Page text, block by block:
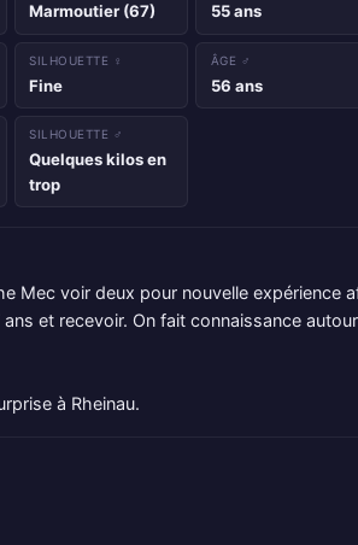
Marmoutier (67) 55 ans
SILHOUETTE ♀
Fine
ÂGE ♂
56 ans
SILHOUETTE ♂
Quelques kilos en
trop
Mec voir deux pour nouvelle expérience
et recevoir. On fait connaissance
à Rheinau.